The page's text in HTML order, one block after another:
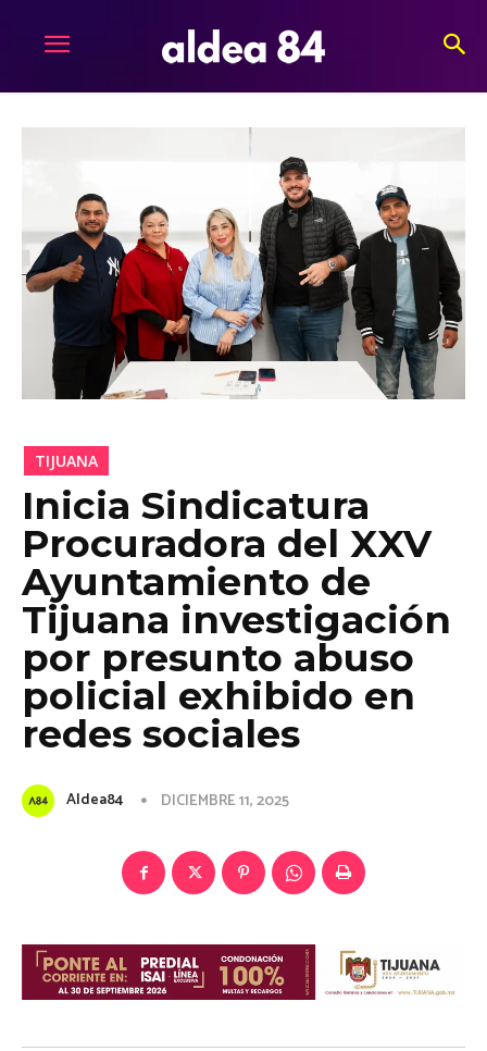
TIJUANA
Inicia Sindicatura
Procuradora del XXV
Ayuntamiento de
Tijuana investigación
por presunto abuso
policial exhibido en
redes sociales
Aldea84 DICIEMBRE 11, 2025